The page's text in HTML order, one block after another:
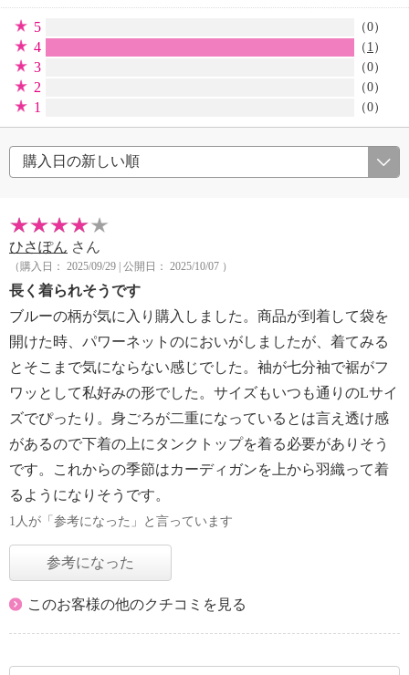
5 （0）
4 （ 1 ）
3 （0）
2 （0）
1 （0）
ひさぽん さん
（購入日： 2025/09/29 | 公開日： 2025/10/07 ）
長く着られそうです
ブルーの柄が気に入り購入しました。商品が到着して袋を
開けた時、パワーネットのにおいがしましたが、着てみる
とそこまで気にならない感じでした。袖が七分袖で裾がフ
ワッとして私好みの形でした。サイズもいつも通りのLサイ
ズでぴったり。身ごろが二重になっているとは言え透け感
があるので下着の上にタンクトップを着る必要がありそう
です。これからの季節はカーディガンを上から羽織って着
るようになりそうです。
1人が「参考になった」と言っています
参考になった
このお客様の他のクチコミを見る